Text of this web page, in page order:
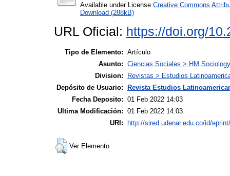
Available under License Creative Commons
Download (288kB)
URL Oficial: https://doi.org/
Tipo de Elemento: Artículo
Asunto: Ciencias Sociales > HM Sociology
Division:
Revistas > Estudios
Depósito de Usuario:
Revista Estudios
Fecha Deposito: 01 Feb 2022 14:03
Ultima Modificación: 01 Feb 2022 14:03
URI:
http://sired.udenar.edu.co/id/
Ver Elemento